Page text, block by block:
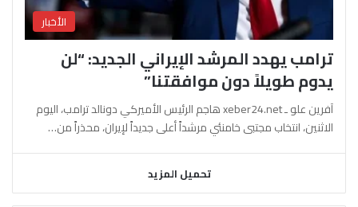
الأخبار
ترامب يهدد المرشد الإيراني الجديد: “لن
يدوم طويلاً دون موافقتنا”
آفرين علو ـ xeber24.net هاجم الرئيس الأميركي دونالد ترامب، اليوم
الاثنين، انتخاب مجتبى خامنئي مرشداً أعلى جديداً لإيران، محذراً من…
تحميل المزيد